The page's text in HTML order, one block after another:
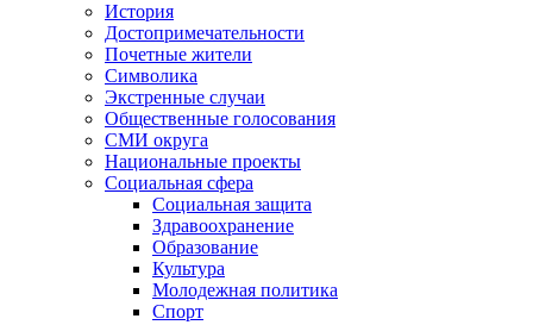
История
Достопримечательности
Почетные жители
Символика
Экстренные случаи
Общественные голосования
СМИ округа
Национальные проекты
Социальная сфера
Социальная защита
Здравоохранение
Образование
Культура
Молодежная политика
Спорт